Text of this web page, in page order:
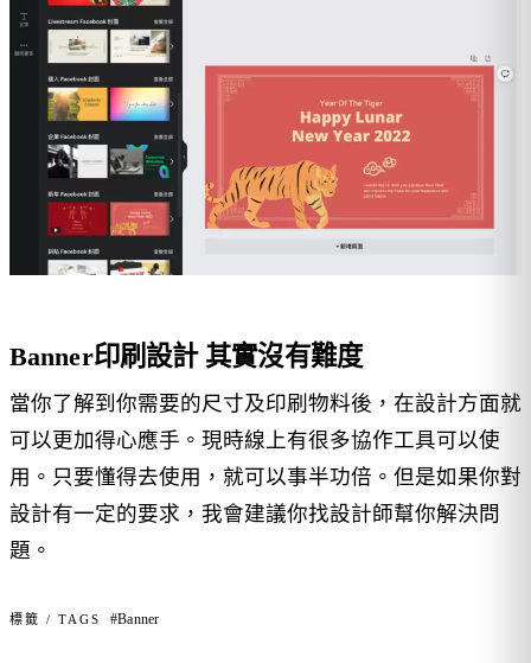
Banner印刷設計 其實沒有難度
當你了解到你需要的尺寸及印刷物料後，在設計方面就
可以更加得心應手。現時線上有很多協作工具可以使
用。只要懂得去使用，就可以事半功倍。但是如果你對
設計有一定的要求，我會建議你找設計師幫你解決問
題。
標籤 / TAGS #Banner